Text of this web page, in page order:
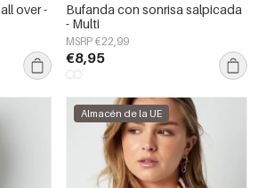
over -
Bufanda con sonrisa salpicada
- Multi
MSRP €22,99
€8,95
Almacén de la UE